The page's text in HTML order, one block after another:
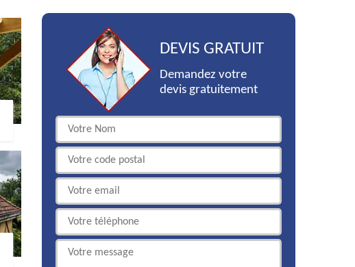
DEVIS GRATUIT
Demandez votre
devis gratuitement